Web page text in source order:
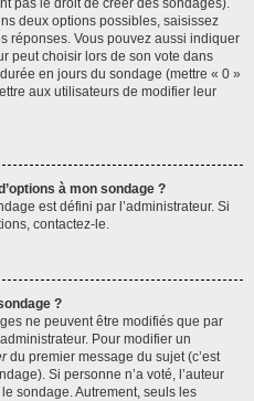
pas le droit de créer des sondages).
deux options possibles, saisissez
réponses. Vous pouvez aussi indiquer
peut choisir lors de son vote dans
en jours du sondage (mettre « 0 »
aux utilisateurs de modifier leur
à mon sondage ?
est défini par l’administrateur. Si
contactez-le.
?
ne peuvent être modifiés que par
Pour modifier un
du premier message du sujet (c’est
Si personne n’a voté, l’auteur
sondage. Autrement, seuls les